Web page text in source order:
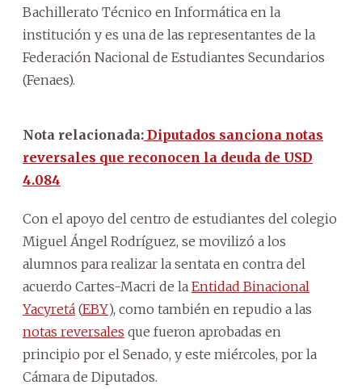
Bachillerato Técnico en Informática en la
institución y es una de las representantes de la
Federación Nacional de Estudiantes Secundarios
(Fenaes).
Nota relacionada: Diputados sanciona notas
reversales que reconocen la deuda de USD
4.084
Con el apoyo del centro de estudiantes del colegio
Miguel Ángel Rodríguez, se movilizó a los
alumnos para realizar la sentata en contra del
acuerdo Cartes-Macri de la Entidad Binacional
Yacyretá (EBY), como también en repudio a las
notas reversales que fueron aprobadas en
principio por el Senado, y este miércoles, por la
Cámara de Diputados.